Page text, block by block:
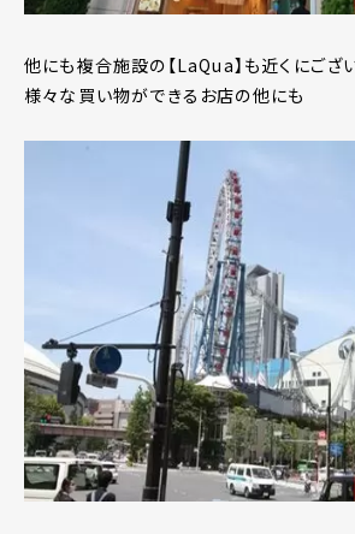
他にも複合施設の【LaQua】も近くにござ
様々な買い物ができるお店の他にも